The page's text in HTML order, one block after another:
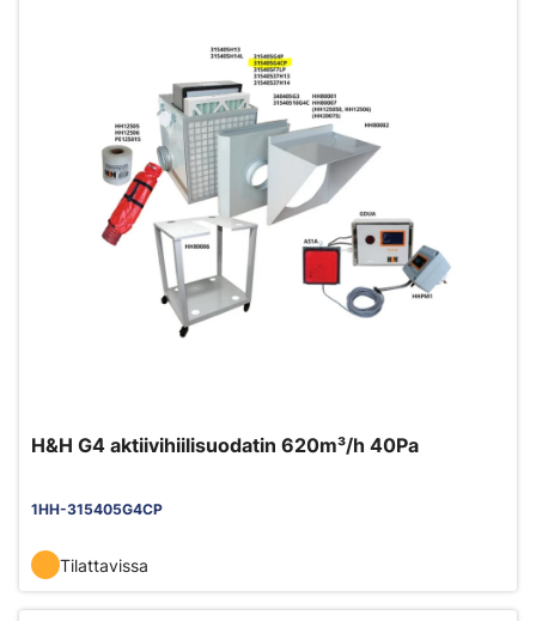
H&H G4 aktiivihiilisuodatin 620m³/h 40Pa
1HH-315405G4CP
Tilattavissa